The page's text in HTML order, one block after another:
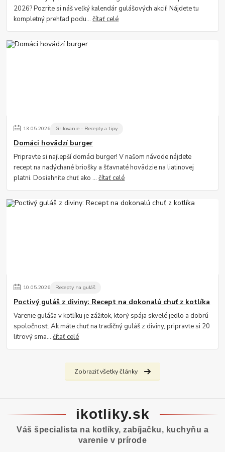
2026? Pozrite si náš veľký kalendár gulášových akcií! Nájdete tu
kompletný prehľad podu...čítať celé
13.05.2026 Grilovanie - Recepty a tipy
Domáci hovädzí burger
Pripravte si najlepší domáci burger! V našom návode nájdete
recept na nadýchané briošky a šťavnaté hovädzie na liatinovej
platni. Dosiahnite chuť ako ...čítať celé
10.05.2026 Recepty na guláš
Poctivý guláš z diviny: Recept na dokonalú chuť z kotlíka
Varenie guláša v kotlíku je zážitok, ktorý spája skvelé jedlo a dobrú
spoločnosť. Ak máte chuť na tradičný guláš z diviny, pripravte si 20
litrový sma...čítať celé
Zobraziť všetky články
ikotliky.sk
Váš špecialista na kotlíky, zabíjačku, kuchyňu a
varenie v prírode